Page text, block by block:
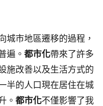
城市地區遷移的過程，
遍。 都市化帶來了許多
施改善以及生活方式的
半的人口現在居住在城
。 都市化不僅影響了我